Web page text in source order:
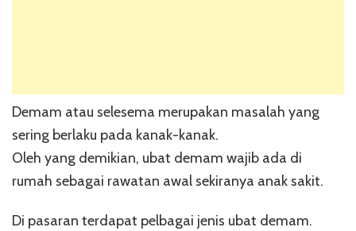
Demam atau selesema merupakan masalah yang
sering berlaku pada kanak-kanak.
Oleh yang demikian, ubat demam wajib ada di
rumah sebagai rawatan awal sekiranya anak sakit.
Di pasaran terdapat pelbagai jenis ubat demam.